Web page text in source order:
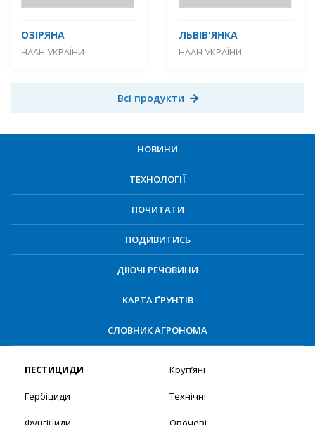
ОЗІРЯНА
НААН УКРАЇНИ
ЛЬВІВ'ЯНКА
НААН УКРАЇНИ
Всі продукти
НОВИНИ
ТЕХНОЛОГІЇ
ПОЧИТАТИ
ПОДИВИТИСЬ
ДІЮЧІ РЕЧОВИНИ
КАРТА ҐРУНТІВ
СЛОВНИК АГРОНОМА
ПЕСТИЦИДИ
Гербіциди
Круп’яні
Технічні